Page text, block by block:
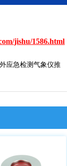
jishu/1586.html
应急检测气象仪推